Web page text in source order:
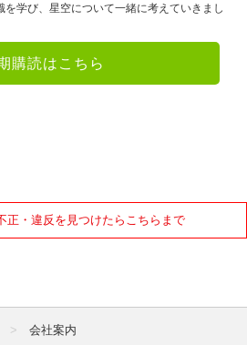
学び、星空について一緒に考えていきまし
購読はこちら
正・違反を見つけたらこちらまで
会社案内